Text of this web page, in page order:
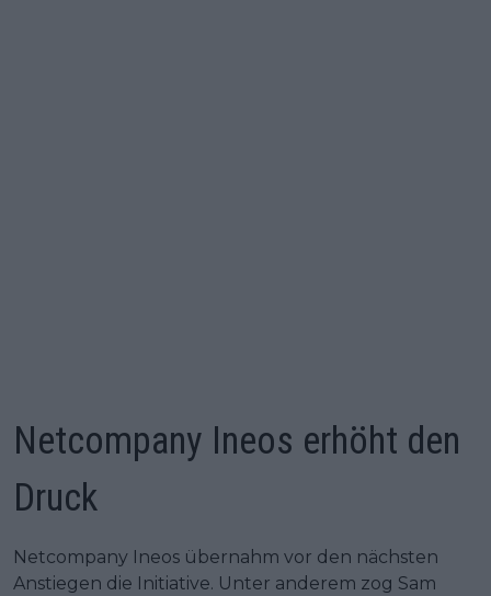
Netcompany Ineos erhöht den
Druck
Netcompany Ineos übernahm vor den nächsten
Anstiegen die Initiative. Unter anderem zog Sam